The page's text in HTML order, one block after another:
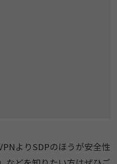
よりSDPのほうが安全性